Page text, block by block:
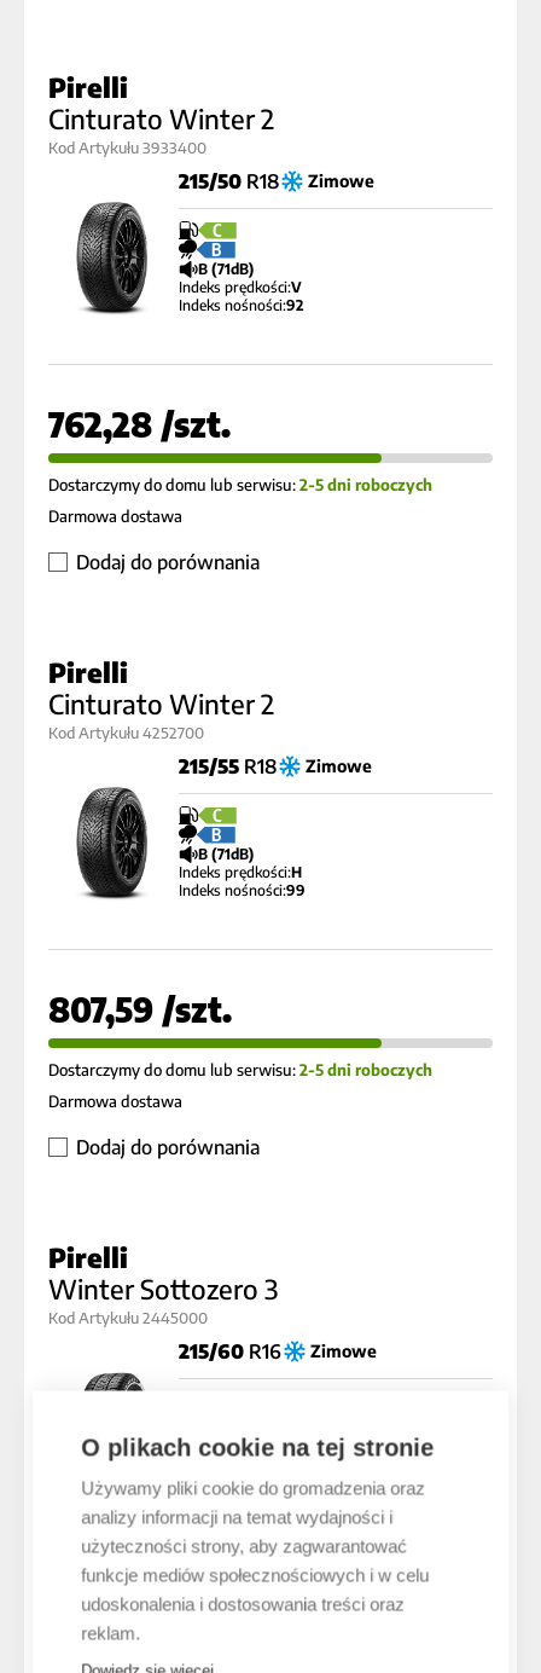
O plikach cookie na tej stronie
Używamy pliki cookie do gromadzenia oraz
analizy informacji na temat wydajności i
użyteczności strony, aby zagwarantować
funkcje mediów społecznościowych i w celu
udoskonalenia i dostosowania treści oraz
reklam.
Pirelli
Cinturato Winter 2
Kod Artykułu 3933400
215/50R18 Zimowe
C
B
B (71dB)
Indeks prędkości:V
Indeks nośności:92
762,28 /szt.
Dostarczymy do domu lub serwisu:2-5 dni roboczych
Darmowa dostawa
Dodaj do porównania
Pirelli
Cinturato Winter 2
Kod Artykułu 4252700
215/55R18 Zimowe
C
B
B (71dB)
Indeks prędkości:H
Indeks nośności:99
807,59 /szt.
Dostarczymy do domu lub serwisu:2-5 dni roboczych
Darmowa dostawa
Dodaj do porównania
Pirelli
Winter Sottozero 3
Kod Artykułu 2445000
215/60R16 Zimowe
B (72dB)
Indeks prędkości: H
Technologia: s-i
612,06 /szt.